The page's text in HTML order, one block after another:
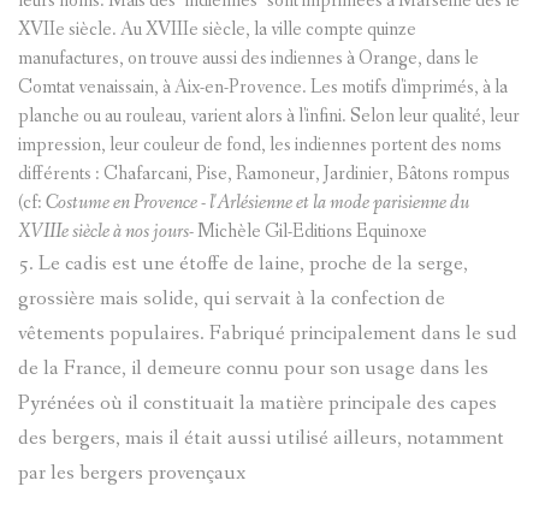
XVIIe siècle. Au XVIIIe siècle, la ville compte quinze
manufactures, on trouve aussi des indiennes à Orange, dans le
Comtat venaissain, à Aix-en-Provence. Les motifs d'imprimés, à la
planche ou au rouleau, varient alors à l'infini. Selon leur qualité, leur
impression, leur couleur de fond, les indiennes portent des noms
différents : Chafarcani, Pise, Ramoneur, Jardinier, Bâtons rompus
(cf:Costume en Provence - l'Arlésienne et la mode parisienne du
XVIIIe siècle à nos jours-Michèle Gil-Editions Equinoxe
5. Le cadis est une étoffe de laine, proche de la serge,
grossière mais solide, qui servait à la confection de
vêtements populaires. Fabriqué principalement dans le sud
de la France, il demeure connu pour son usage dans les
Pyrénées où il constituait la matière principale des capes
des bergers, mais il était aussi utilisé ailleurs, notamment
par les bergers provençaux